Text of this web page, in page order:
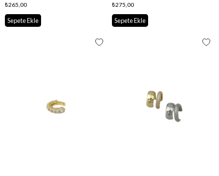
₺265,00
Sepete Ekle
₺275,00
Sepete Ekle